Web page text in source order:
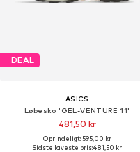
DEAL
ASICS
Løbesko 'GEL-VENTURE 11'
481,50 kr
Oprindeligt: 595,00 kr
Sidste laveste pris:481,50 kr